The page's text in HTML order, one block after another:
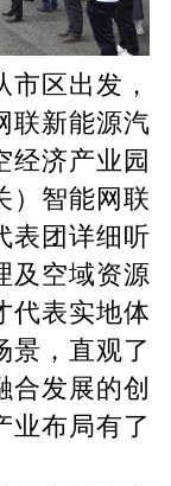
市区出发，
联新能源汽
经济产业园
）智能网联
表团详细听
及空域资源
代表实地体
景，直观了
合发展的创
业布局有了